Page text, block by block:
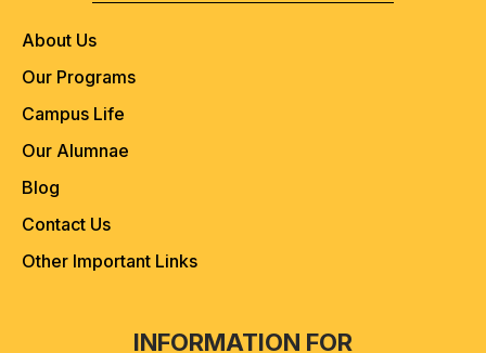
About Us
Our Programs
Campus Life
Our Alumnae
Blog
Contact Us
Other Important Links
INFORMATION FOR